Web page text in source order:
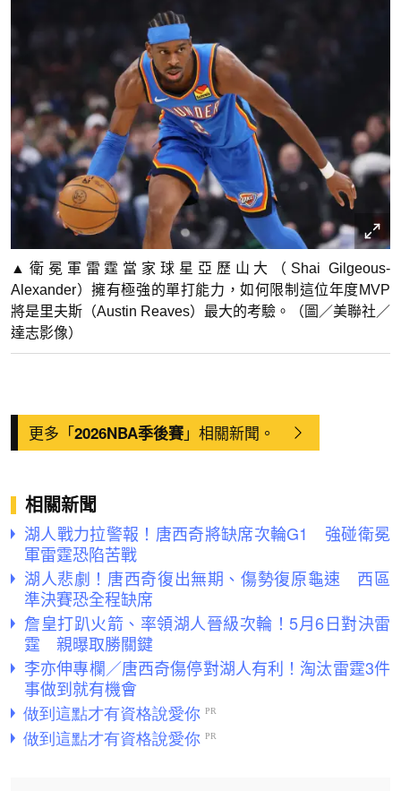
▲衛冕軍雷霆當家球星亞歷山大（Shai Gilgeous-
Alexander）擁有極強的單打能力，如何限制這位年度MVP
將是里夫斯（Austin Reaves）最大的考驗。（圖／美聯社／
達志影像）
更多「2026NBA季後賽」相關新聞。
相關新聞
湖人戰力拉警報！唐西奇將缺席次輪G1 強碰衛冕
軍雷霆恐陷苦戰
湖人悲劇！唐西奇復出無期、傷勢復原龜速 西區
準決賽恐全程缺席
詹皇打趴火箭、率領湖人晉級次輪！5月6日對決雷
霆 親曝取勝關鍵
李亦伸專欄／唐西奇傷停對湖人有利！淘汰雷霆3件
事做到就有機會